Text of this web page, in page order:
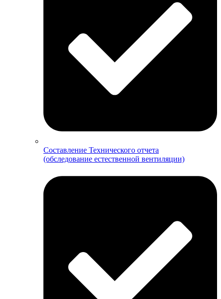
Составление Технического отчета
(обследование естественной вентиляции)